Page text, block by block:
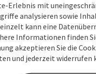
Erlebnis mit
analysieren sowie
kann eine
Informationen finden
akzeptieren Sie die
und jederzeit widerrufen